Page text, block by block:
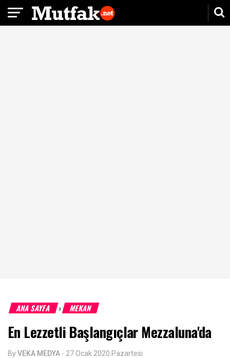
ANA SAYFA › MEKAN
En Lezzetli Başlangıçlar Mezzaluna'da
ByVEKA MEDYA - 27 Ocak 2020 Pazartesi